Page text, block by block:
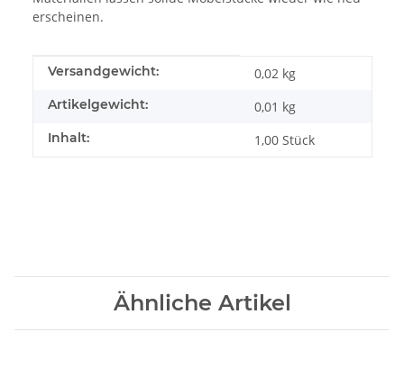
erscheinen.
Produkteigenschaft
Wert
Versandgewicht: 0,02 kg
Artikelgewicht: 0,01 kg
Inhalt: 1,00 Stück
Ähnliche Artikel